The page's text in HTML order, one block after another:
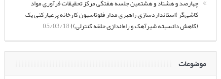
چهارصد و هشتاد و هشتمین جلسه هفتگی مرکز تحقیقات فرآوری مواد
کاشی‌گر (استانداردسازی راهبری مدار فلوتاسیون کارخانه پرعیارکنی یک
(کاهش دانسیته شیرآهک و راه‌اندازی حلقه کنترلی))05/03/18
موضوعات